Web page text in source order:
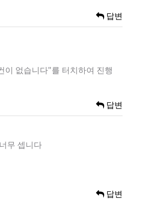
답변
이 없습니다"를 터치하여 진행
답변
무 셉니다
답변